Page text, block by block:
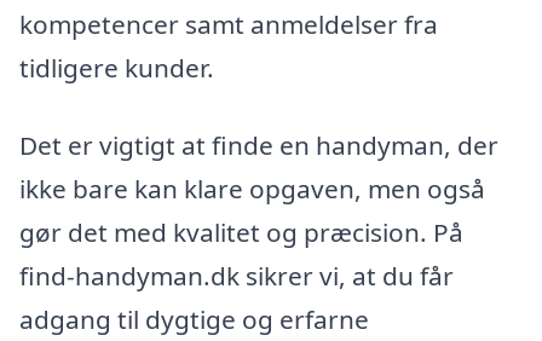
kompetencer samt anmeldelser fra
tidligere kunder.
Det er vigtigt at finde en handyman, der
ikke bare kan klare opgaven, men også
gør det med kvalitet og præcision. På
find-handyman.dk sikrer vi, at du får
adgang til dygtige og erfarne